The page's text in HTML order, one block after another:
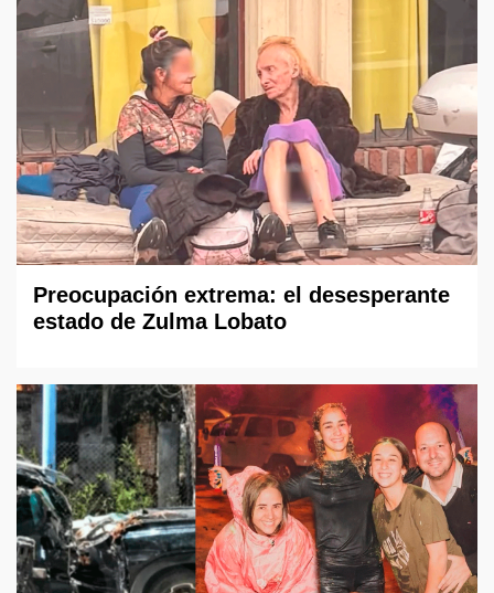
Preocupación extrema: el desesperante
estado de Zulma Lobato